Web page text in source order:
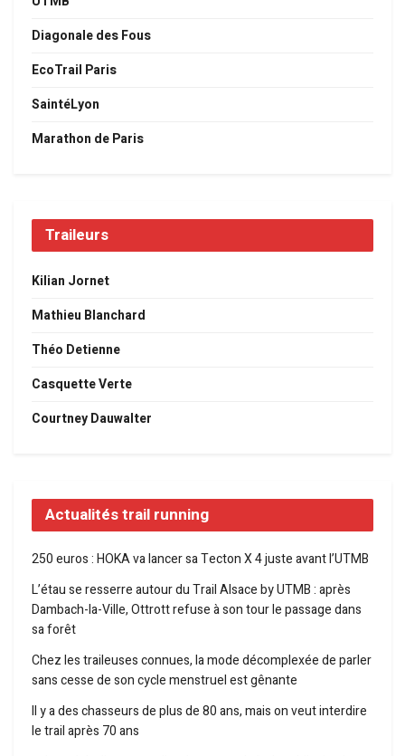
Diagonale des Fous
EcoTrail Paris
SaintéLyon
Marathon de Paris
Traileurs
Kilian Jornet
Mathieu Blanchard
Théo Detienne
Casquette Verte
Courtney Dauwalter
Actualités trail running
250 euros : HOKA va lancer sa Tecton X 4 juste avant l’UTMB
L’étau se resserre autour du Trail Alsace by UTMB : après
Dambach-la-Ville, Ottrott refuse à son tour le passage dans
sa forêt
Chez les traileuses connues, la mode décomplexée de parler
sans cesse de son cycle menstruel est gênante
Il y a des chasseurs de plus de 80 ans, mais on veut interdire
le trail après 70 ans